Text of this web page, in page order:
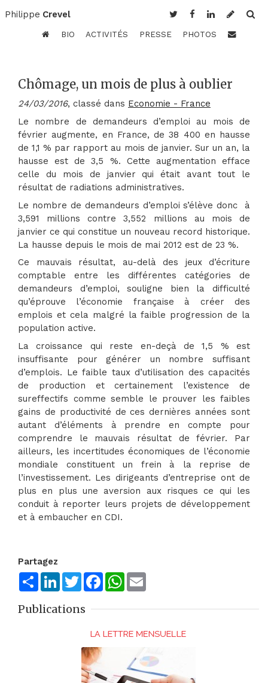
Philippe Crevel
BIO ACTIVITÉS PRESSE PHOTOS
Chômage, un mois de plus à oublier
24/03/2016, classé dans Economie - France
Le nombre de demandeurs d’emploi au mois de
février augmente, en France, de 38 400 en hausse
de 1,1 % par rapport au mois de janvier. Sur un an, la
hausse est de 3,5 %. Cette augmentation efface
celle du mois de janvier qui était avant tout le
résultat de radiations administratives.
Le nombre de demandeurs d’emploi s’élève donc à
3,591 millions contre 3,552 millions au mois de
janvier ce qui constitue un nouveau record historique.
La hausse depuis le mois de mai 2012 est de 23 %.
Ce mauvais résultat, au-delà des jeux d’écriture
comptable entre les différentes catégories de
demandeurs d’emploi, souligne bien la difficulté
qu’éprouve l’économie française à créer des
emplois et cela malgré la faible progression de la
population active.
La croissance qui reste en-deçà de 1,5 % est
insuffisante pour générer un nombre suffisant
d’emplois. Le faible taux d’utilisation des capacités
de production et certainement l’existence de
sureffectifs comme semble le prouver les faibles
gains de productivité de ces dernières années sont
autant d’éléments à prendre en compte pour
comprendre le mauvais résultat de février. Par
ailleurs, les incertitudes économiques de l’économie
mondiale constituent un frein à la reprise de
l’investissement. Les dirigeants d’entreprise ont de
plus en plus une aversion aux risques ce qui les
conduit à reporter leurs projets de développement
et à embaucher en CDI.
Partagez
ShareLinkedInTwitterFacebookWhatsApp
Publications